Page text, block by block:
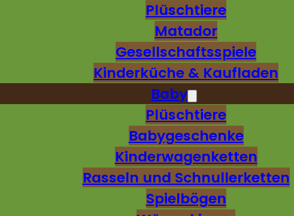
Plüschtiere
Matador
Gesellschaftsspiele
Kinderküche & Kaufladen
Baby
Plüschtiere
Babygeschenke
Kinderwagenketten
Rasseln und Schnullerketten
Spielbögen